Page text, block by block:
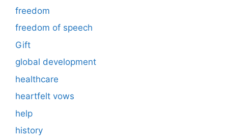
freedom
freedom of speech
Gift
global development
healthcare
heartfelt vows
help
history